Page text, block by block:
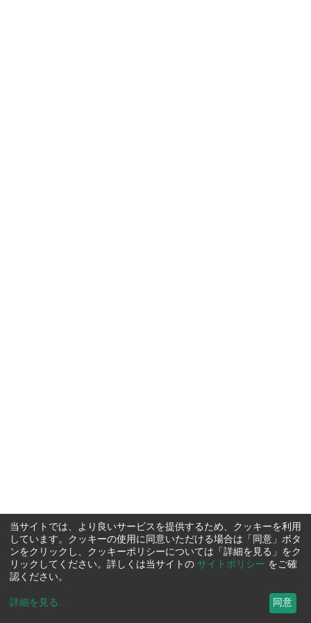
当サイトでは、より良いサービスを提供するため、クッキーを利用
しています。クッキーの使用に同意いただける場合は「同意」ボタ
ンをクリックし、クッキーポリシーについては「詳細を見る」をク
リックしてください。詳しくは当サイトの サイトポリシー をご確
認ください。
詳細を見る ... 同意